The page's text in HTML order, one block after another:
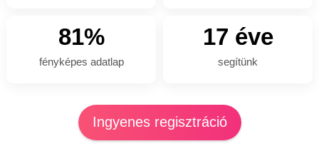
81%
fényképes adatlap
17 éve
segítünk
Ingyenes regisztráció